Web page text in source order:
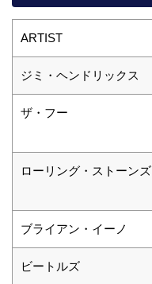
ARTIST
ジミ・ヘンドリックス
ザ・フー
ローリング・ストーンズ
ブライアン・イーノ
ビートルズ